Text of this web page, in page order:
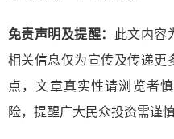
免责声明及提醒：
此文内容
相关信息仅为宣传及传递更
点，文章真实性请浏览者
险，提醒广大民众投资需谨慎